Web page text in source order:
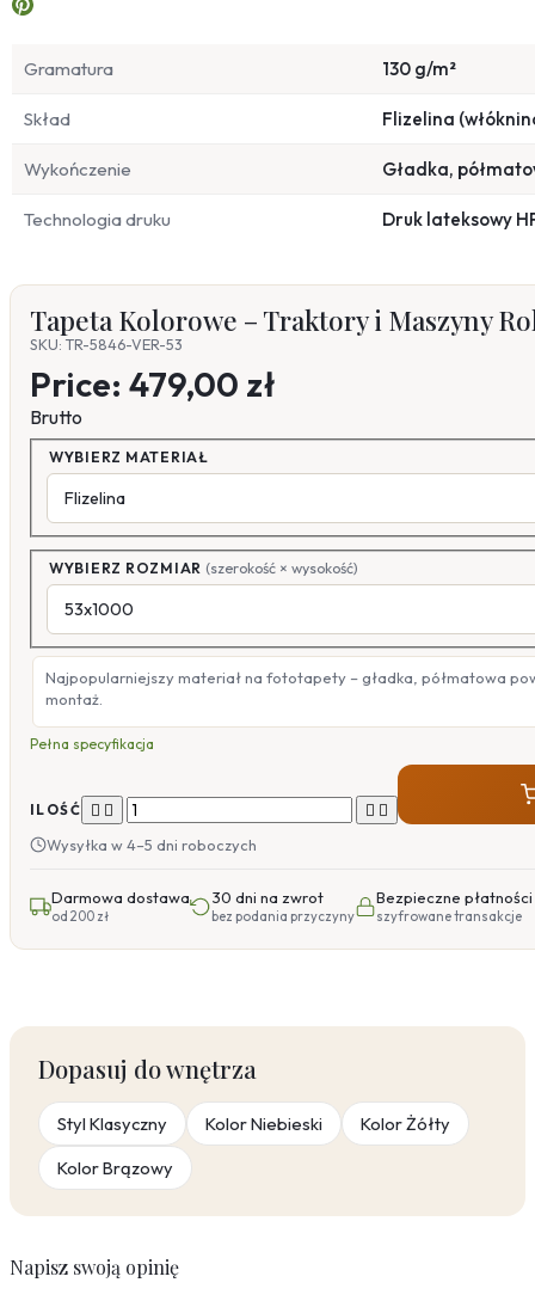
Gramatura 130 g/m²
Skład Flizelina
Wykończenie Gładka,
Technologia druku Druk lateksowy
Tapeta Kolorowe – Traktory i Maszyny
SKU: TR-5846-VER-53
Price: 479,00 zł
Brutto
WYBIERZ MATERIAŁ
WYBIERZ ROZMIAR (szerokość × wysokość)
Najpopularniejszy materiał na fototapety – gładka, półmatowa
montaż.
Pełna specyfikacja
ILOŚĆ    
Wysyłka w 4–5 dni roboczych
Darmowa dostawa
od 200 zł
30 dni na zwrot
bez podania przyczyny
Bezpieczne płatności
szyfrowane transakcje
Dopasuj do wnętrza
Styl Klasyczny Kolor Niebieski
Kolor Żółty
Kolor Brązowy
Napisz swoją opinię